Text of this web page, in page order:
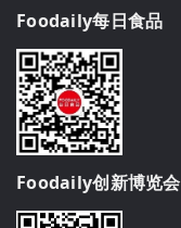
Foodaily每日食品
Foodaily创新博览会